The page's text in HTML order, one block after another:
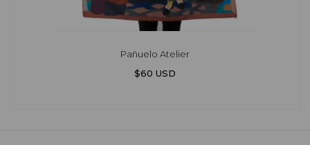
Pañuelo Atelier
$60 USD